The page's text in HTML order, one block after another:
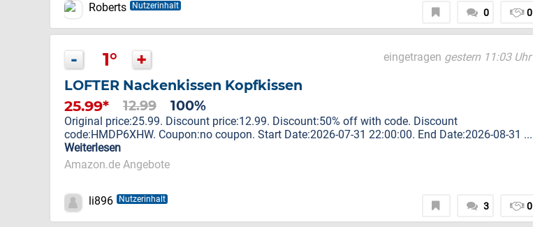
Roberts Nutzerinhalt
0 0
- 1° + eingetragen gestern 11:03 Uhr
LOFTER Nackenkissen Kopfkissen
25.99* 12.99 100%
Original price:25.99. Discount price:12.99. Discount:50% off with code. Discount
code:HMDP6XHW. Coupon:no coupon. Start Date:2026-07-31 22:00:00. End Date:2026-08-31 ...
Weiterlesen
Amazon.de Angebote
li896 Nutzerinhalt
3 0